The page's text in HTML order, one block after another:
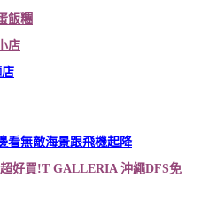
飯糰
店
看無敵海景跟飛機起降
好買!T GALLERIA 沖繩DFS免